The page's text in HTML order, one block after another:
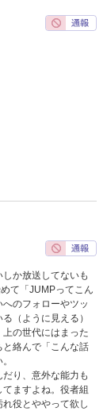
か放送してないも
て「JUMPってこん
のフォローやツッ
（ように見える）
の世代にはまった
と絡んで「こんな話
だり、意外な能力も
ますよね。役者組
役とややって欲し